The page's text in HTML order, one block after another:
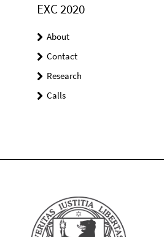
EXC 2020
About
Contact
Research
Calls